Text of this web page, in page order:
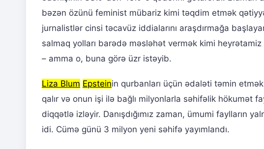
bəzən özünü feminist mübariz kimi təqdim etmək
jurnalistlər cinsi təcavüz iddialarını araşdırmağa
salmaq yolları barədə məsləhət vermək kimi
– amma o, buna görə üzr istəyib.
Liza Blum Epsteinin qurbanları üçün ədaləti təmin
qalır və onun işi ilə bağlı milyonlarla səhifəlik hökumət
diqqətlə izləyir. Danışdığımız zaman, ümumi faylların
idi. Cümə günü 3 milyon yeni səhifə yayımlandı.